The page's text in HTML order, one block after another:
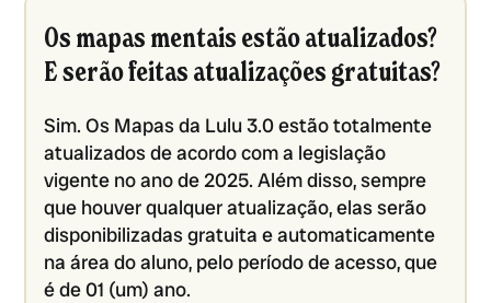
Os mapas mentais estão atualizados?
E serão feitas atualizações gratuitas?
Sim. Os Mapas da Lulu 3.0 estão totalmente
atualizados de acordo com a legislação
vigente no ano de 2025. Além disso, sempre
que houver qualquer atualização, elas serão
disponibilizadas gratuita e automaticamente
na área do aluno, pelo período de acesso, que
é de 01 (um) ano.